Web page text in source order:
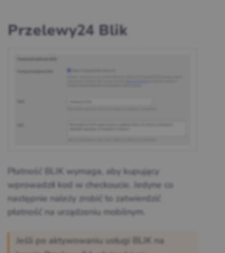
Przelewy24 Blik
Płatność BLIK wymaga, aby kupujący
wprowadził kod w checkoucie. Jedyne co
następnie należy zrobić to zatwierdzić
płatność na urządzeniu mobilnym.
Jeśli po aktywowaniu usługi BLIK na